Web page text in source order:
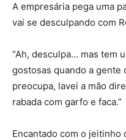
A empresária pega uma
vai se desculpando com
“Ah, desculpa… mas tem
gostosas quando a gente
preocupa, lavei a mão
rabada com garfo e faca.”
Encantado com o jeitinho